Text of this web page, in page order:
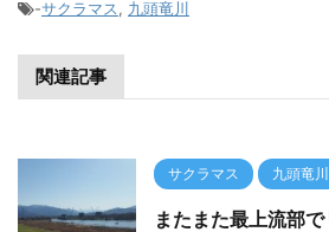
-サクラマス, 九頭竜川
関連記事
サクラマス 九頭竜川
またまた最上流部で